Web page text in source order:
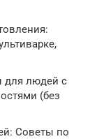
для людей с
(без
Советы по